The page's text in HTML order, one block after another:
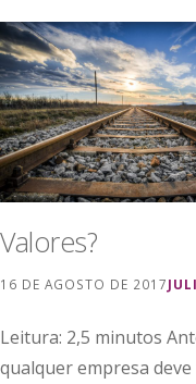
Valores?
16 DE AGOSTO DE 2017
Leitura: 2,5 minutos
qualquer empresa